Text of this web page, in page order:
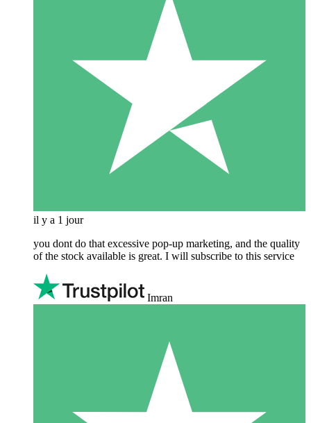
il y a 1 jour
you dont do that excessive pop-up marketing, and the quality
of the stock available is great. I will subscribe to this service
Imran